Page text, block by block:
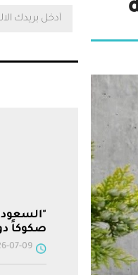
صكوكاً دولية
09 | 01:11